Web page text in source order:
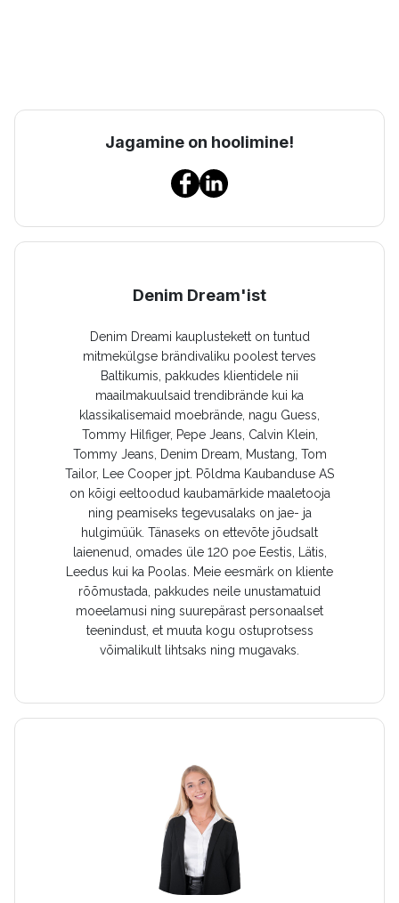
Jagamine on hoolimine!
Denim Dream'ist
Denim Dreami kauplustekett on tuntud
mitmekülgse brändivaliku poolest terves
Baltikumis, pakkudes klientidele nii
maailmakuulsaid trendibrände kui ka
klassikalisemaid moebrände, nagu Guess,
Tommy Hilfiger, Pepe Jeans, Calvin Klein,
Tommy Jeans, Denim Dream, Mustang, Tom
Tailor, Lee Cooper jpt. Põldma Kaubanduse AS
on kõigi eeltoodud kaubamärkide maaletooja
ning peamiseks tegevusalaks on jae- ja
hulgimüük. Tänaseks on ettevõte jõudsalt
laienenud, omades üle 120 poe Eestis, Lätis,
Leedus kui ka Poolas. Meie eesmärk on kliente
rõõmustada, pakkudes neile unustamatuid
moeelamusi ning suurepärast personaalset
teenindust, et muuta kogu ostuprotsess
võimalikult lihtsaks ning mugavaks.